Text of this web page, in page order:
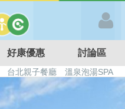
好康優惠 討論區
台北親子餐廳
溫泉泡湯SPA
日本親子景點